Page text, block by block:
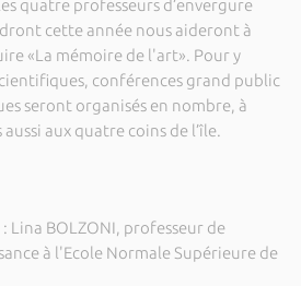
quatre professeurs d’envergure
cette année nous aideront à
«La mémoire de l'art». Pour y
conférences grand public
seront organisés en nombre, à
aux quatre coins de l’île.
Lina BOLZONI, professeur de
à l'Ecole Normale Supérieure de